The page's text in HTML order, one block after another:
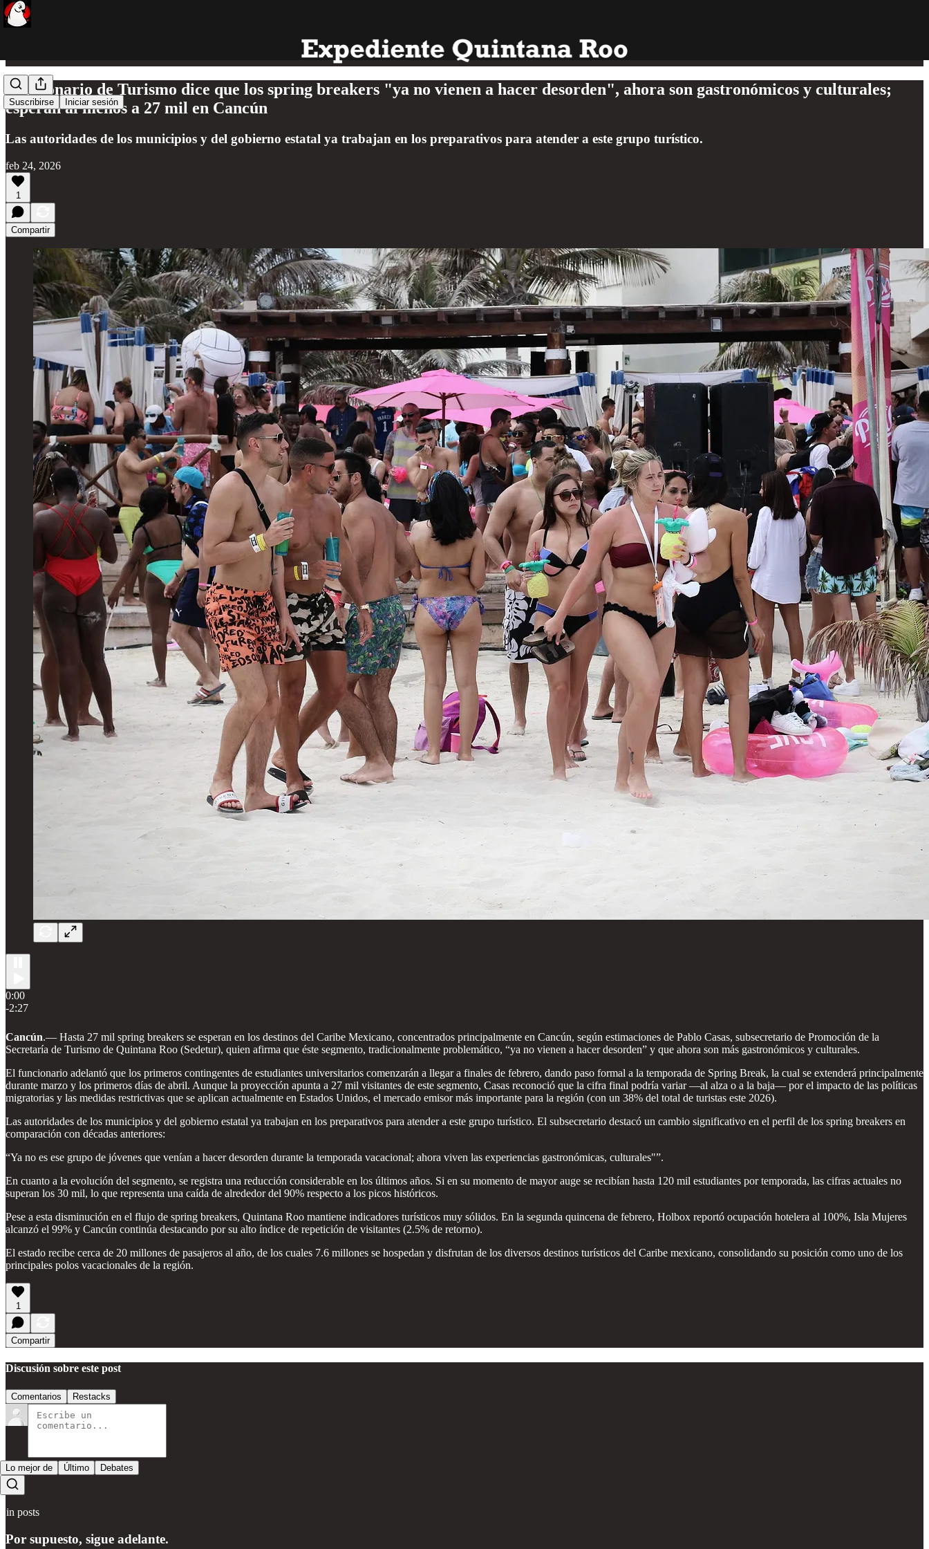
Suscribirse Iniciar sesión
Funcionario de Turismo dice que los spring breakers "ya no vienen a hacer desorden", ahora son gastronómicos y culturales;
esperan al menos a 27 mil en Cancún
Las autoridades de los municipios y del gobierno estatal ya trabajan en los preparativos para atender a este grupo turístico.
feb 24, 2026
1
Compartir
0:00
-2:27
Cancún.— Hasta 27 mil spring breakers se esperan en los destinos del Caribe Mexicano, concentrados principalmente en Cancún, según estimaciones de Pablo Casas, subsecretario de Promoción de la
Secretaría de Turismo de Quintana Roo (Sedetur), quien afirma que éste segmento, tradicionalmente problemático, “ya no vienen a hacer desorden” y que ahora son más gastronómicos y culturales.
El funcionario adelantó que los primeros contingentes de estudiantes universitarios comenzarán a llegar a finales de febrero, dando paso formal a la temporada de Spring Break, la cual se extenderá principalmente
durante marzo y los primeros días de abril. Aunque la proyección apunta a 27 mil visitantes de este segmento, Casas reconoció que la cifra final podría variar —al alza o a la baja— por el impacto de las políticas
migratorias y las medidas restrictivas que se aplican actualmente en Estados Unidos, el mercado emisor más importante para la región (con un 38% del total de turistas este 2026).
Las autoridades de los municipios y del gobierno estatal ya trabajan en los preparativos para atender a este grupo turístico. El subsecretario destacó un cambio significativo en el perfil de los spring breakers en
comparación con décadas anteriores:
“Ya no es ese grupo de jóvenes que venían a hacer desorden durante la temporada vacacional; ahora viven las experiencias gastronómicas, culturales"”.
En cuanto a la evolución del segmento, se registra una reducción considerable en los últimos años. Si en su momento de mayor auge se recibían hasta 120 mil estudiantes por temporada, las cifras actuales no
superan los 30 mil, lo que representa una caída de alrededor del 90% respecto a los picos históricos.
Pese a esta disminución en el flujo de spring breakers, Quintana Roo mantiene indicadores turísticos muy sólidos. En la segunda quincena de febrero, Holbox reportó ocupación hotelera al 100%, Isla Mujeres
alcanzó el 99% y Cancún continúa destacando por su alto índice de repetición de visitantes (2.5% de retorno).
El estado recibe cerca de 20 millones de pasajeros al año, de los cuales 7.6 millones se hospedan y disfrutan de los diversos destinos turísticos del Caribe mexicano, consolidando su posición como uno de los
principales polos vacacionales de la región.
1
Compartir
Discusión sobre este post
Comentarios Restacks
Lo mejor de Último Debates
Sin posts
Por supuesto, sigue adelante.